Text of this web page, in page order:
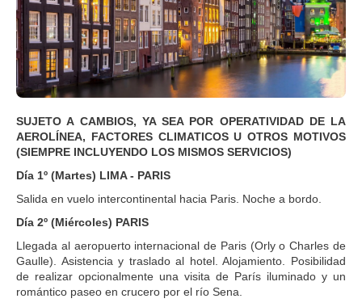
SUJETO A CAMBIOS, YA SEA POR OPERATIVIDAD DE LA
AEROLÍNEA, FACTORES CLIMATICOS U OTROS MOTIVOS
(SIEMPRE INCLUYENDO LOS MISMOS SERVICIOS)
Día 1º (Martes) LIMA - PARIS
Salida en vuelo intercontinental hacia Paris. Noche a bordo.
Día 2º (Miércoles) PARIS
Llegada al aeropuerto internacional de Paris (Orly o Charles de
Gaulle). Asistencia y traslado al hotel. Alojamiento. Posibilidad
de realizar opcionalmente una visita de París iluminado y un
romántico paseo en crucero por el río Sena.